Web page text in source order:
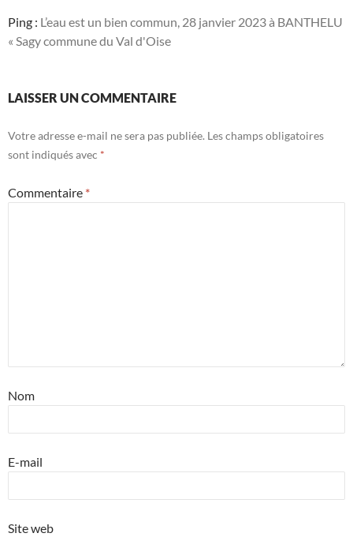
Ping : L’eau est un bien commun, 28 janvier 2023 à BANTHELU
« Sagy commune du Val d'Oise
LAISSER UN COMMENTAIRE
Votre adresse e-mail ne sera pas publiée. Les champs obligatoires
sont indiqués avec *
Commentaire *
Nom
E-mail
Site web